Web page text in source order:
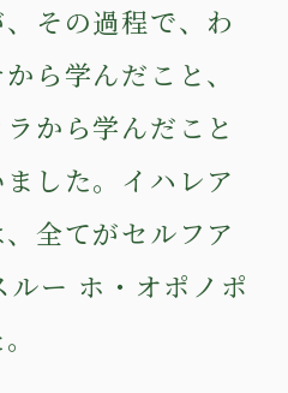
その過程で、わ
ら学んだこと、
から学んだこと
した。イハレア
全てがセルフア
ルー ホ・オポノポ